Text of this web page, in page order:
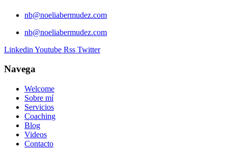
nb@noeliabermudez.com
nb@noeliabermudez.com
Linkedin Youtube Rss Twitter
Navega
Welcome
Sobre mí
Servicios
Coaching
Blog
Videos
Contacto